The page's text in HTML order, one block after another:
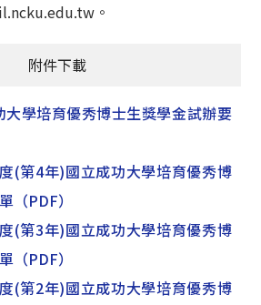
。
附件下載
大學培育優秀博士生獎學金試辦要
(第4年)國立成功大學培育優秀博
（PDF）
(第3年)國立成功大學培育優秀博
（PDF）
(第2年)國立成功大學培育優秀博